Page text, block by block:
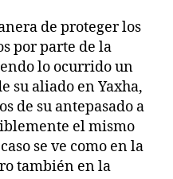
de proteger los
por parte de la
lo ocurrido un
su aliado en Yaxha,
de su antepasado a
el mismo
se ve como en la
también en la